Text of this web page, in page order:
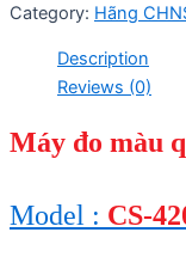
Category: Hãng
Description
Reviews (0)
Máy đo màu
Model : CS-